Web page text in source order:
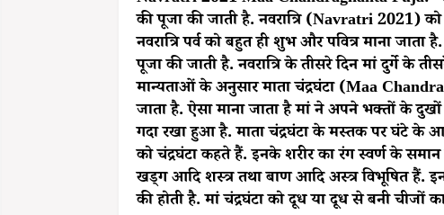
की पूजा की जाती है. नवरात्रि (Navratri 2021)
नवरात्रि पर्व को बहुत ही शुभ और पवित्र माना
पूजा की जाती है. नवरात्रि के तीसरे दिन मां दुर्गे के
मान्यताओं के अनुसार माता चंद्रघंटा (Maa
जाता है. ऐसा माना जाता है मां ने अपने भक्तों के
गदा रखा हुआ है. माता चंद्रघंटा के मस्तक पर घंटे के
को चंद्रघंटा कहते हैं. इनके शरीर का रंग स्वर्ण के
खड्ग आदि शस्त्र तथा बाण आदि अस्त्र विभूषित हैं.
की होती है. मां चंद्रघंटा को दूध या दूध से बनी चीजों